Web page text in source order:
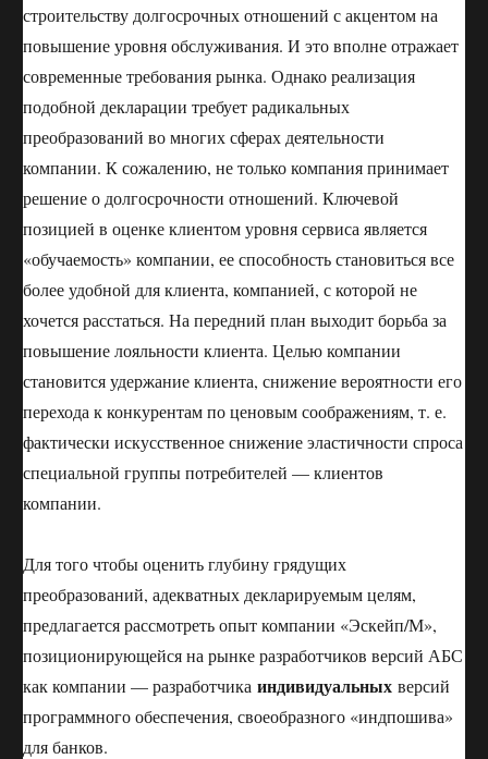
строительству долгосрочных отношений с акцентом на
повышение уровня обслуживания. И это вполне отражает
современные требования рынка. Однако реализация
подобной декларации требует радикальных
преобразований во многих сферах деятельности
компании. К сожалению, не только компания принимает
решение о долгосрочности отношений. Ключевой
позицией в оценке клиентом уровня сервиса является
«обучаемость» компании, ее способность становиться все
более удобной для клиента, компанией, с которой не
хочется расстаться. На передний план выходит борьба за
повышение лояльности клиента. Целью компании
становится удержание клиента, снижение вероятности его
перехода к конкурентам по ценовым соображениям, т. е.
фактически искусственное снижение эластичности спроса
специальной группы потребителей — клиентов
компании.
Для того чтобы оценить глубину грядущих
преобразований, адекватных декларируемым целям,
предлагается рассмотреть опыт компании «Эскейп/М»,
позиционирующейся на рынке разработчиков версий АБС
как компании — разработчика индивидуальных версий
программного обеспечения, своеобразного «индпошива»
для банков.